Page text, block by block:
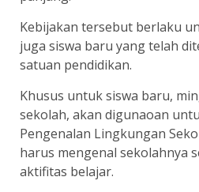
Kebijakan tersebut berlaku
juga siswa baru yang telah
satuan pendidikan.
Khusus untuk siswa baru,
sekolah, akan digunaoan
Pengenalan Lingkungan
harus mengenal sekolahnya
aktifitas belajar.